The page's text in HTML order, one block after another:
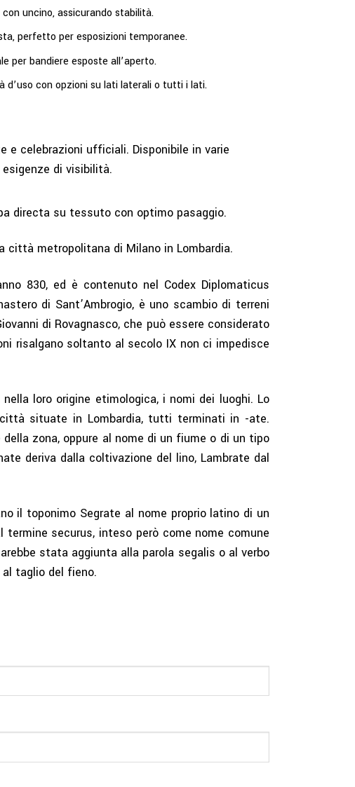
uncino, assicurando stabilità.
perfetto per esposizioni temporanee.
per bandiere esposte all’aperto.
d’uso con opzioni su lati laterali o tutti i lati.
e celebrazioni ufficiali. Disponibile in varie
di visibilità.
directa su tessuto con optimo pasaggio.
città metropolitana di Milano in Lombardia.
830, ed è contenuto nel Codex Diplomaticus
di Sant’Ambrogio, è uno scambio di terreni
di Rovagnasco, che può essere considerato
risalgano soltanto al secolo IX non ci impedisce
loro origine etimologica, i nomi dei luoghi. Lo
cittàsituate in Lombardia, tutti terminati in -ate.
zona, oppure al nome di un fiume o di un tipo
deriva dalla coltivazione del lino, Lambrate dal
il toponimo Segrate al nome proprio latino di un
securus, inteso però come nome comune
stata aggiunta alla parola segalis o al verbo
taglio del fieno.